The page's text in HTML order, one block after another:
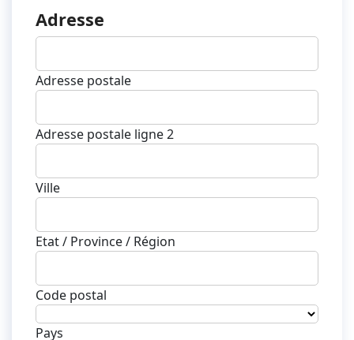
Adresse
Adresse postale
Adresse postale ligne 2
Ville
Etat / Province / Région
Code postal
Pays